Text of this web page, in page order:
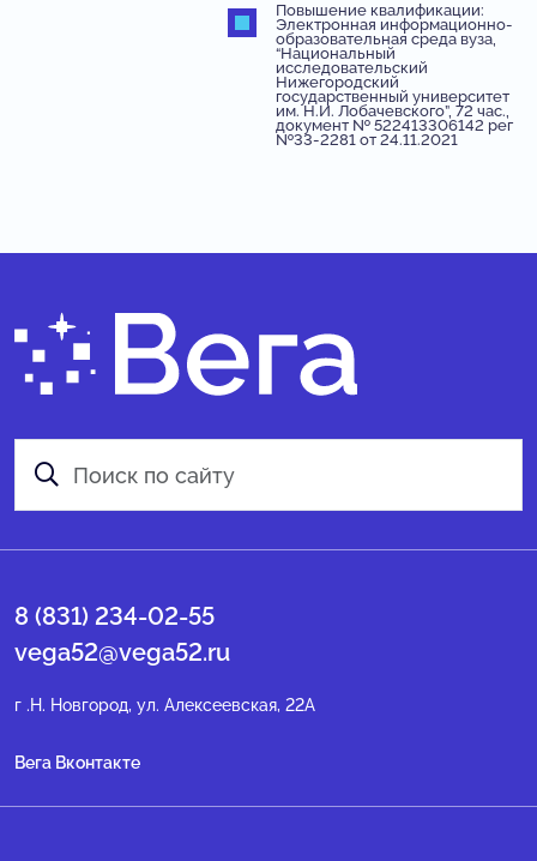
Повышение квалификации:
Электронная информационно-
образовательная среда вуза,
“Национальный
исследовательский
Нижегородский
государственный университет
им. Н.И. Лобачевского”, 72 час.,
документ № 522413306142 рег
№33-2281 от 24.11.2021
8 (831) 234-02-55
vega52@vega52.ru
г .Н. Новгород, ул. Алексеевская, 22А
Вега Вконтакте